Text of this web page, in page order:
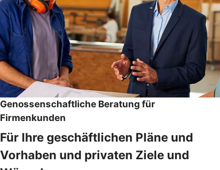
Genossenschaftliche Beratung für
Firmenkunden
Für Ihre geschäftlichen Pläne und
Vorhaben und privaten Ziele und